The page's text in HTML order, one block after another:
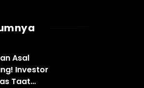
Asal
Investor
Taat…